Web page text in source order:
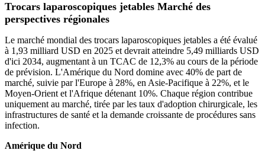
Trocars laparoscopiques jetables Marché des
perspectives régionales
Le marché mondial des trocars laparoscopiques jetables a été évalué
à 1,93 milliard USD en 2025 et devrait atteindre 5,49 milliards USD
d'ici 2034, augmentant à un TCAC de 12,3% au cours de la période
de prévision. L'Amérique du Nord domine avec 40% de part de
marché, suivie par l'Europe à 28%, en Asie-Pacifique à 22%, et le
Moyen-Orient et l'Afrique détenant 10%. Chaque région contribue
uniquement au marché, tirée par les taux d'adoption chirurgicale, les
infrastructures de santé et la demande croissante de procédures sans
infection.
Amérique du Nord